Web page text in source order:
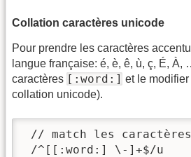
Collation caractères unicode
Pour prendre les caractères
langue française: é, è, ê, ù, ç, É,
caractères [:word:] et le modifier
collation unicode).
// match les
/^[[:word:] \-]+$/u